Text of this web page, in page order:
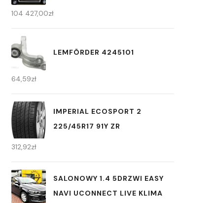
104 427,00zł
LEMFÖRDER 4245101
64,59zł
IMPERIAL ECOSPORT 2
225/45R17 91Y ZR
312,92zł
SALONOWY 1.4 5DRZWI EASY
NAVI UCONNECT LIVE KLIMA